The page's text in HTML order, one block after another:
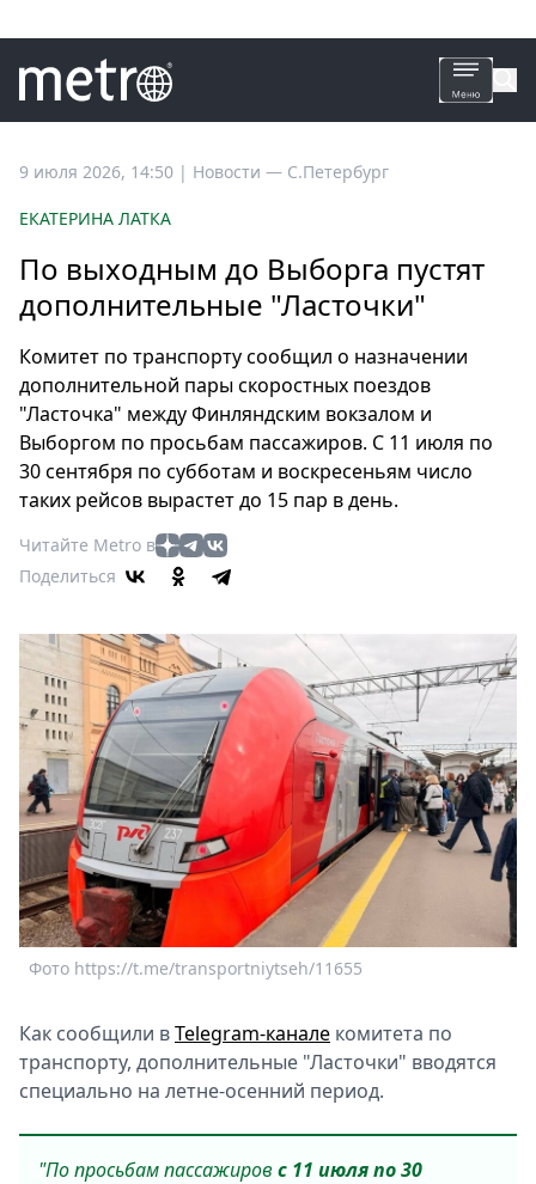
Все
Россия
Мир
Еда
Туризм
Мода
Театр
Кино
Афиша
Книги
Пресс-
релизы
О
Metro
Стримы
Спецпроекты
Звезды
Выборы
2026
Скачай
Metro
9 июля 2026, 14:50 | Новости — С.Петербург
ЕКАТЕРИНА ЛАТКА
По выходным до Выборга пустят
дополнительные "Ласточки"
Комитет по транспорту сообщил о назначении
дополнительной пары скоростных поездов
"Ласточка" между Финляндским вокзалом и
Выборгом по просьбам пассажиров. С 11 июля по
30 сентября по субботам и воскресеньям число
таких рейсов вырастет до 15 пар в день.
Читайте Metro в
Поделиться
Фото https://t.me/transportniytseh/11655
Как сообщили вTelegram-канале комитета по
транспорту, дополнительные "Ласточки" вводятся
специально на летне-осенний период.
"По просьбам пассажировс 11 июля по 30